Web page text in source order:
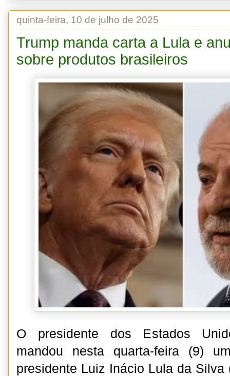
quinta-feira, 10 de julho de 2025
Trump manda carta a Lula e
sobre produtos brasileiros
O presidente dos Estados
mandou nesta quarta-feira (9)
presidente Luiz Inácio Lula da Silva